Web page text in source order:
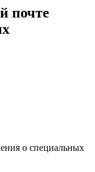
почте
о специальных